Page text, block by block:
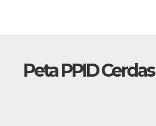
Peta PPID Cerdas